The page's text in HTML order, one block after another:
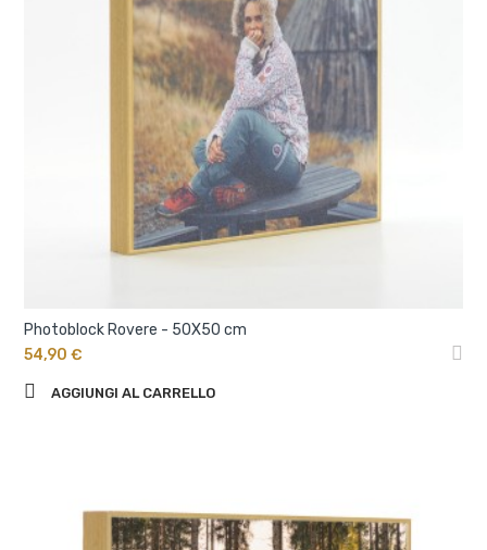
Photoblock Rovere - 50X50 cm
54,90 €
AGGIUNGI AL CARRELLO